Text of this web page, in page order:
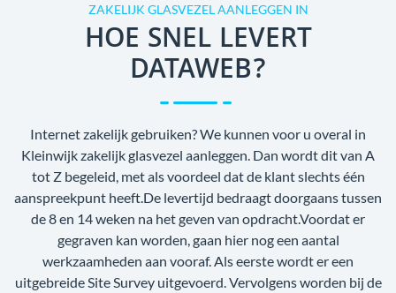
ZAKELIJK GLASVEZEL AANLEGGEN IN
HOE SNEL LEVERT
DATAWEB?
Internet zakelijk gebruiken? We kunnen voor u overal in
Kleinwijk zakelijk glasvezel aanleggen. Dan wordt dit van A
tot Z begeleid, met als voordeel dat de klant slechts één
aanspreekpunt heeft.De levertijd bedraagt doorgaans tussen
de 8 en 14 weken na het geven van opdracht.Voordat er
gegraven kan worden, gaan hier nog een aantal
werkzaamheden aan vooraf. Als eerste wordt er een
uitgebreide Site Survey uitgevoerd. Vervolgens worden bij de